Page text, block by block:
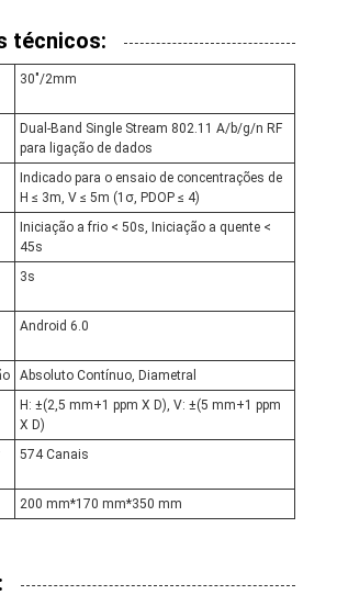
técnicos:
30"/2mm
Dual-Band Single Stream 802.11 A/b/g/n RF
para ligação de dados
Indicado para o ensaio de concentrações de
H ≤ 3m, V ≤ 5m (1σ, PDOP ≤ 4)
Iniciação a frio < 50s, Iniciação a quente <
45s
3s
Android 6.0
Absoluto Contínuo, Diametral
H: ±(2,5 mm+1 ppm X D), V: ±(5 mm+1 ppm
X D)
574 Canais
200 mm*170 mm*350 mm